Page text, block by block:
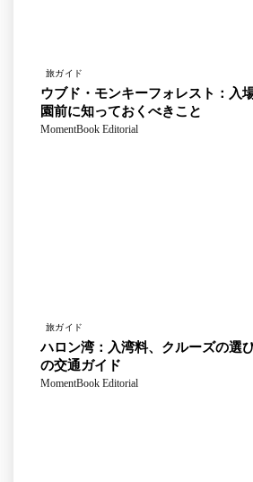
旅ガイド
ウブド・モンキーフォレスト：入
園前に知っておくべきこと
MomentBook Editorial
旅ガイド
ハロン湾：入湾料、クルーズの選
の交通ガイド
MomentBook Editorial